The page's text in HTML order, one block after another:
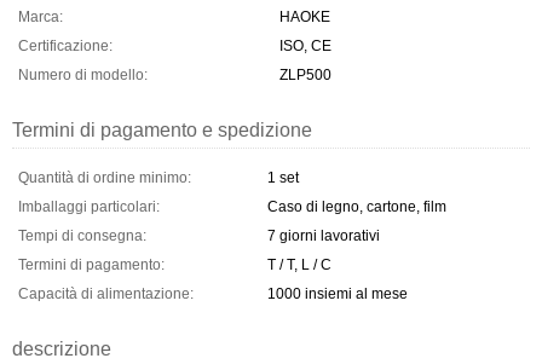
Marca:
HAOKE
Certificazione:
ISO, CE
Numero di modello:
ZLP500
Termini di pagamento e spedizione
Quantità di ordine minimo:
1 set
Imballaggi particolari:
Caso di legno, cartone, film
Tempi di consegna:
7 giorni lavorativi
Termini di pagamento:
T / T, L / C
Capacità di alimentazione:
1000 insiemi al mese
descrizione